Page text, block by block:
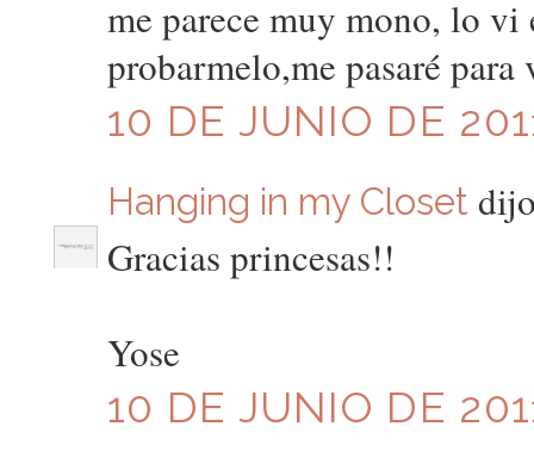
me parece muy mono, lo vi
probarmelo,me pasaré
10 DE JUNIO DE
Hanging in my Closet
Gracias princesas!!
Yose
10 DE JUNIO DE